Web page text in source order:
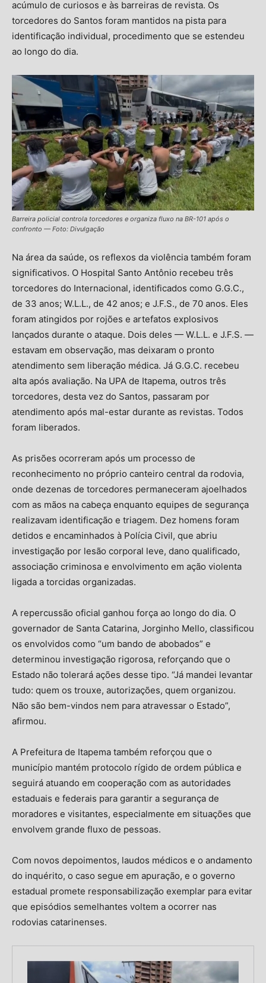
acúmulo de curiosos e às barreiras de revista. Os
torcedores do Santos foram mantidos na pista para
identificação individual, procedimento que se estendeu
ao longo do dia.
Barreira policial controla torcedores e organiza fluxo na BR-101 após o
confronto — Foto: Divulgação
Na área da saúde, os reflexos da violência também foram
significativos. O Hospital Santo Antônio recebeu três
torcedores do Internacional, identificados como G.G.C.,
de 33 anos; W.L.L., de 42 anos; e J.F.S., de 70 anos. Eles
foram atingidos por rojões e artefatos explosivos
lançados durante o ataque. Dois deles — W.L.L. e J.F.S. —
estavam em observação, mas deixaram o pronto
atendimento sem liberação médica. Já G.G.C. recebeu
alta após avaliação. Na UPA de Itapema, outros três
torcedores, desta vez do Santos, passaram por
atendimento após mal-estar durante as revistas. Todos
foram liberados.
As prisões ocorreram após um processo de
reconhecimento no próprio canteiro central da rodovia,
onde dezenas de torcedores permaneceram ajoelhados
com as mãos na cabeça enquanto equipes de segurança
realizavam identificação e triagem. Dez homens foram
detidos e encaminhados à Polícia Civil, que abriu
investigação por lesão corporal leve, dano qualificado,
associação criminosa e envolvimento em ação violenta
ligada a torcidas organizadas.
A repercussão oficial ganhou força ao longo do dia. O
governador de Santa Catarina, Jorginho Mello, classificou
os envolvidos como “um bando de abobados” e
determinou investigação rigorosa, reforçando que o
Estado não tolerará ações desse tipo. “Já mandei levantar
tudo: quem os trouxe, autorizações, quem organizou.
Não são bem-vindos nem para atravessar o Estado”,
afirmou.
A Prefeitura de Itapema também reforçou que o
município mantém protocolo rígido de ordem pública e
seguirá atuando em cooperação com as autoridades
estaduais e federais para garantir a segurança de
moradores e visitantes, especialmente em situações que
envolvem grande fluxo de pessoas.
Com novos depoimentos, laudos médicos e o andamento
do inquérito, o caso segue em apuração, e o governo
estadual promete responsabilização exemplar para evitar
que episódios semelhantes voltem a ocorrer nas
rodovias catarinenses.